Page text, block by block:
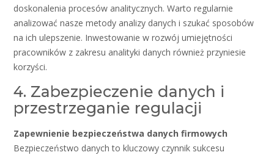
doskonalenia procesów analitycznych. Warto regularnie
analizować nasze metody analizy danych i szukać sposobów
na ich ulepszenie. Inwestowanie w rozwój umiejętności
pracowników z zakresu analityki danych również przyniesie
korzyści.
4. Zabezpieczenie danych i
przestrzeganie regulacji
Zapewnienie bezpieczeństwa danych firmowych
Bezpieczeństwo danych to kluczowy czynnik sukcesu